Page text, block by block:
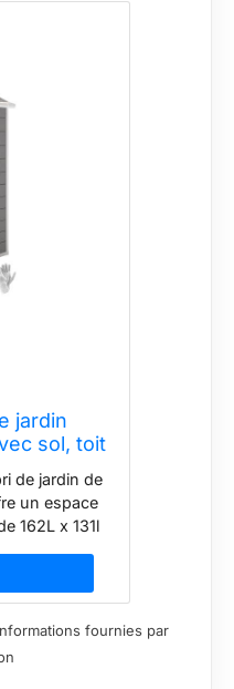
jardin
sol, toit
x 219/181
armoire
pour
de jardin de
un espace
162L x 131l
encore
en résine :
en
est
fournies par